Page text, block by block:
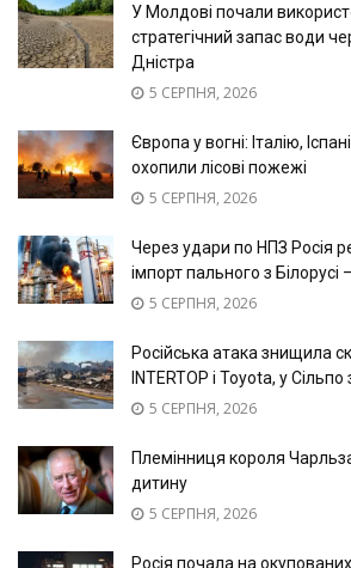
У Молдові почали
стратегічний запас води
Дністра
5 СЕРПНЯ, 2026
Європа у вогні: Італію,
охопили лісові пожежі
5 СЕРПНЯ, 2026
Через удари по НПЗ Росія
імпорт пального з Білорусі
5 СЕРПНЯ, 2026
Російська атака знищила
INTERTOP і Toyota, у
5 СЕРПНЯ, 2026
Племінниця короля
дитину
5 СЕРПНЯ, 2026
Росія почала на